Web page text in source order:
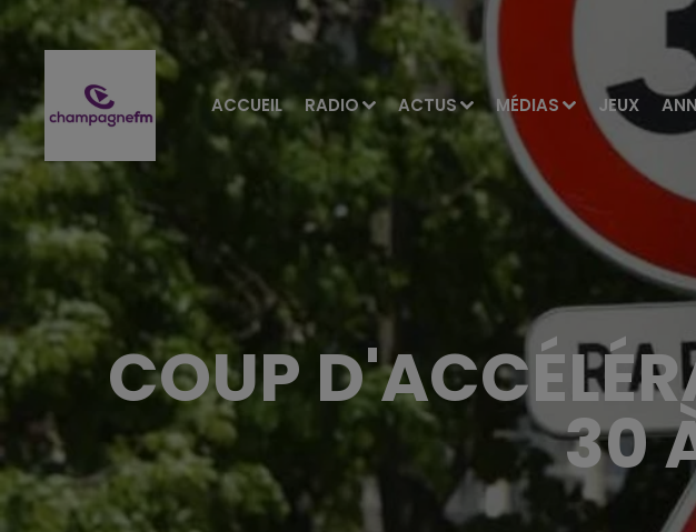
ACCUEIL RADIO ACTUS MÉDIAS JEUX
COUP
30